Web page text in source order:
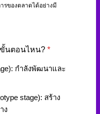
รของตลาดได้อย่างมี
นตอนไหน? *
กำลังพัฒนาและ
stage): สร้าง
ง